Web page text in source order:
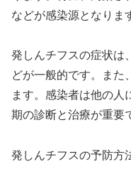
などが感染源となりま
発しんチフスの症状は
どが一般的です。また
ます。感染者は他の人
期の診断と治療が重要
発しんチフスの予防方